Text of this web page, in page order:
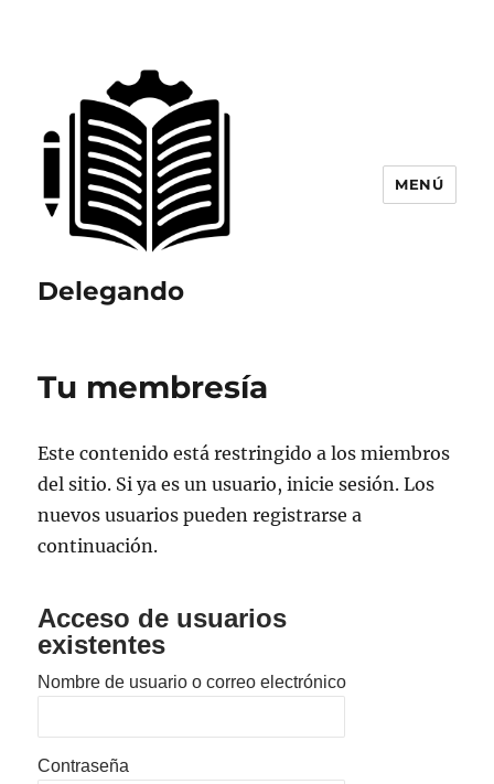
Delegando
MENÚ
Tu membresía
Este contenido está restringido a los miembros
del sitio. Si ya es un usuario, inicie sesión. Los
nuevos usuarios pueden registrarse a
continuación.
Acceso de usuarios
existentes
Nombre de usuario o correo electrónico
Contraseña